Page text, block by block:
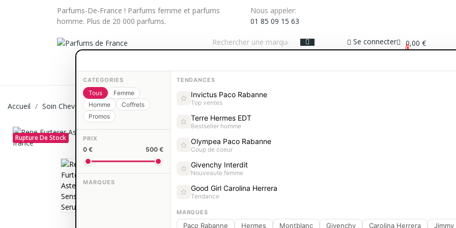
Parfums-De-France ! Parfums femme et parfums
homme. Plus de 20 000 parfums.
Nous appeler:
01 85 09 15 63
Se connecter 0,00 €
0
PROTECTION SOLAIRE
Accueil Soin Cheveux Traitements et ampoules Rene Furterer Astera Sensitive Hair Serum 75ml
Rupture De Stock Rene Furterer
CATEGORIES
Tous
Femme
Homme
Coffrets
Promos
PRIX
0 € 500 €
MARQUES
TENDANCES
Invictus Paco Rabanne
Top ventes
Terre Hermes EDT
Bestseller homme
Olympea Paco Rabanne
Coup de coeur
Givenchy Interdit
Nouveaute femme
Good Girl Carolina Herrera
Tendance
MARQUES
Paco Rabanne Hermes Montblanc Givenchy Carolina Herrera Jimmy